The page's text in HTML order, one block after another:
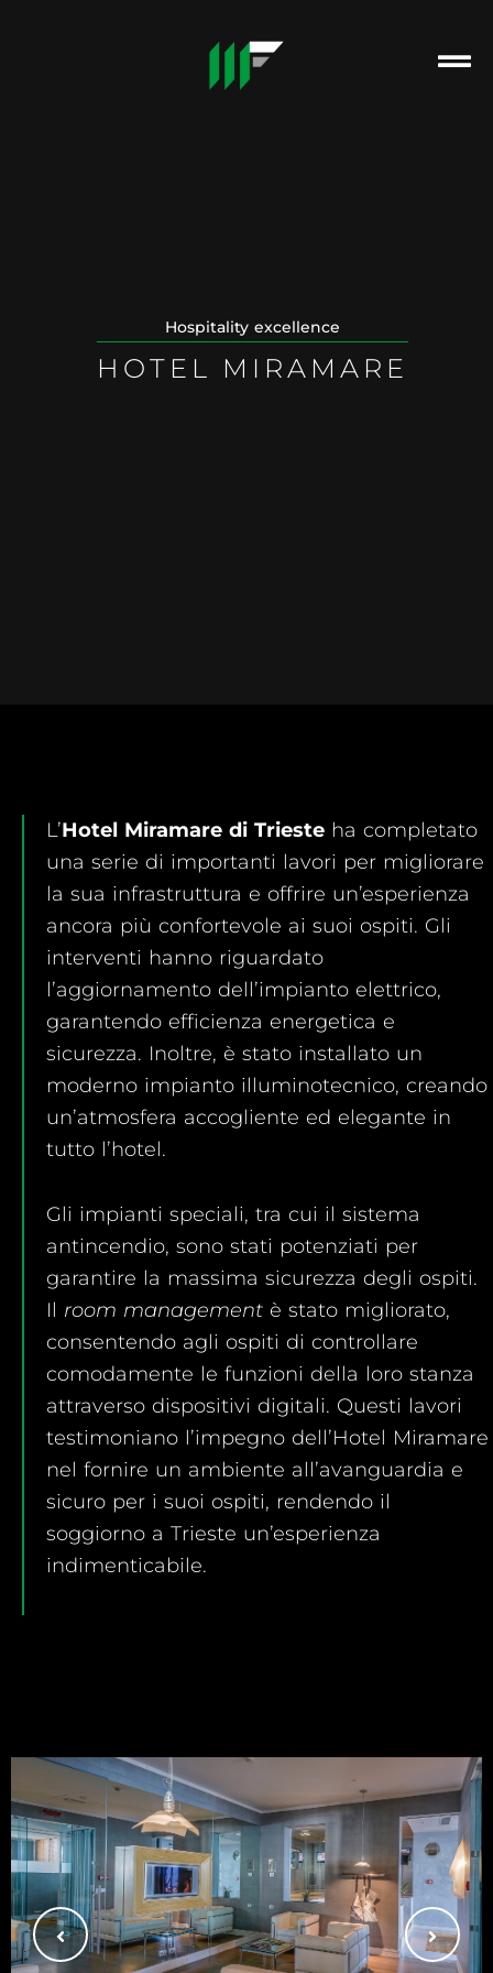
Hospitality excellence
HOTEL MIRAMARE
L’Hotel Miramare di Trieste ha completato
una serie di importanti lavori per migliorare
la sua infrastruttura e offrire un’esperienza
ancora più confortevole ai suoi ospiti. Gli
interventi hanno riguardato
l’aggiornamento dell’impianto elettrico,
garantendo efficienza energetica e
sicurezza. Inoltre, è stato installato un
moderno impianto illuminotecnico, creando
un’atmosfera accogliente ed elegante in
tutto l’hotel.
Gli impianti speciali, tra cui il sistema
antincendio, sono stati potenziati per
garantire la massima sicurezza degli ospiti.
Il room management è stato migliorato,
consentendo agli ospiti di controllare
comodamente le funzioni della loro stanza
attraverso dispositivi digitali. Questi lavori
testimoniano l’impegno dell’Hotel Miramare
nel fornire un ambiente all’avanguardia e
sicuro per i suoi ospiti, rendendo il
soggiorno a Trieste un’esperienza
indimenticabile.